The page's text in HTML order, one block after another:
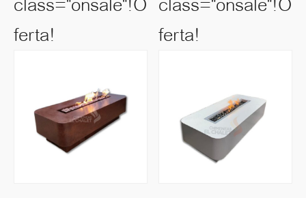
class="onsale"!O
ferta!
class="onsale"!O
ferta!